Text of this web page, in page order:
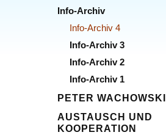
Info-Archiv
Info-Archiv 4
Info-Archiv 3
Info-Archiv 2
Info-Archiv 1
PETER WACHOWSKI
AUSTAUSCH UND
KOOPERATION